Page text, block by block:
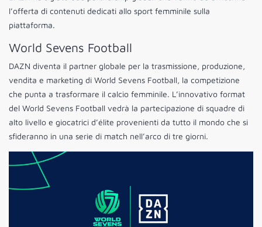
l’offerta di contenuti dedicati allo sport femminile sulla
piattaforma.
World Sevens Football
DAZN diventa il partner globale per la trasmissione, produzione,
vendita e marketing di World Sevens Football, la competizione
che punta a trasformare il calcio femminile. L’innovativo format
del World Sevens Football vedrà la partecipazione di squadre di
alto livello e giocatrici d’élite provenienti da tutto il mondo che si
sfideranno in una serie di match nell’arco di tre giorni.